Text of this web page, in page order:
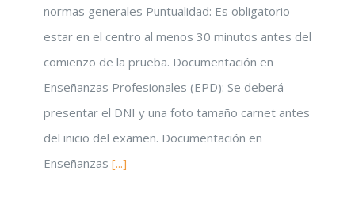
normas generales Puntualidad: Es obligatorio
estar en el centro al menos 30 minutos antes del
comienzo de la prueba. Documentación en
Enseñanzas Profesionales (EPD): Se deberá
presentar el DNI y una foto tamaño carnet antes
del inicio del examen. Documentación en
Enseñanzas [...]